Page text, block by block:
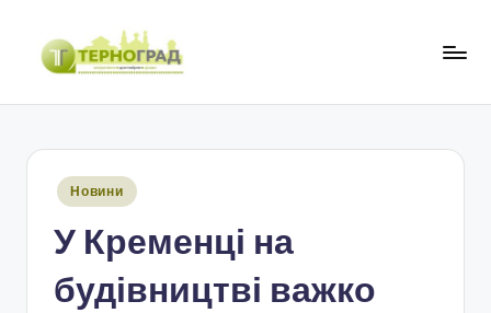
Перейти
Опубліковано
Новини
У Кременці на
будівництві важко